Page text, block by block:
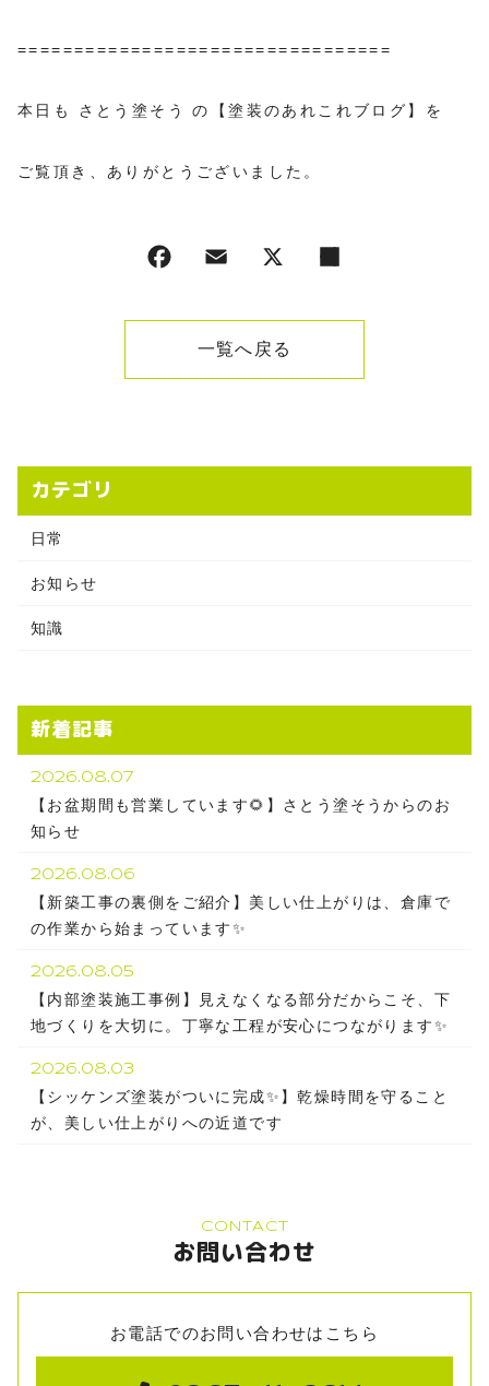
=================================
本日も さとう塗そう の【塗装のあれこれブログ】を
ご覧頂き、ありがとうございました。
一覧へ戻る
カテゴリ
日常
お知らせ
知識
新着記事
2026.08.07
【お盆期間も営業しています🌻】さとう塗そうからのお
知らせ
2026.08.06
【新築工事の裏側をご紹介】美しい仕上がりは、倉庫で
の作業から始まっています✨
2026.08.05
【内部塗装施工事例】見えなくなる部分だからこそ、下
地づくりを大切に。丁寧な工程が安心につながります✨
2026.08.03
【シッケンズ塗装がついに完成✨】乾燥時間を守ること
が、美しい仕上がりへの近道です
CONTACT
お問い合わせ
お電話でのお問い合わせはこちら